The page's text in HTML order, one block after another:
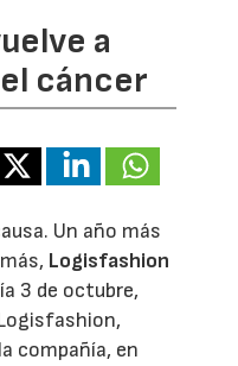
a
cáncer
Un año más
Logisfashion
3 de octubre,
compañía, en